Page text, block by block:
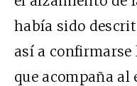
había sido
así a
que acompaña al